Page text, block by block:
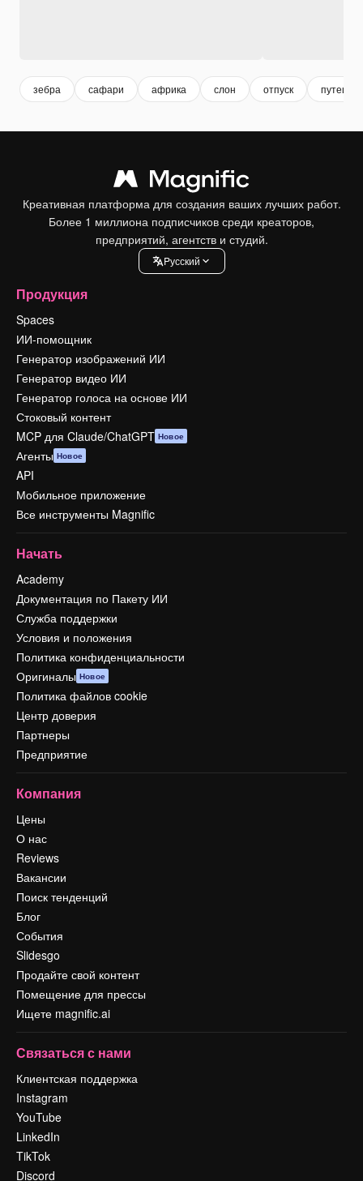
зебра сафари африка слон отпуск
Креативная платформа для создания ваших лучших работ.
Более 1 миллиона подписчиков среди креаторов,
предприятий, агентств и студий.
Pусский
Продукция
Spaces
ИИ-помощник
Генератор изображений ИИ
Генератор видео ИИ
Генератор голоса на основе ИИ
Стоковый контент
MCP для Claude/ChatGPT Новое
Агенты Новое
API
Мобильное приложение
Все инструменты Magnific
Начать
Academy
Документация по Пакету ИИ
Служба поддержки
Условия и положения
Политика конфиденциальности
Оригиналы Новое
Политика файлов cookie
Центр доверия
Партнеры
Предприятие
Компания
Цены
О нас
Reviews
Вакансии
Поиск тенденций
Блог
События
Slidesgo
Продайте свой контент
Помещение для прессы
Ищете magnific.ai
Связаться с нами
Клиентская поддержка
Instagram
YouTube
LinkedIn
TikTok
Discord